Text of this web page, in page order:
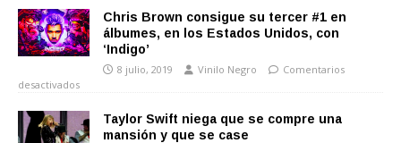
Chris Brown consigue su tercer #1 en
álbumes, en los Estados Unidos, con
‘Indigo’
8 julio, 2019 Vinilo Negro
Comentarios
desactivados
Taylor Swift niega que se compre una
mansión y que se case